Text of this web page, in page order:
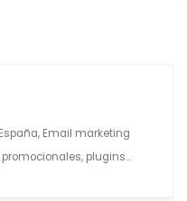
Email marketing
plugins...